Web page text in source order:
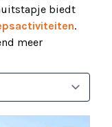
biedt
.
meer